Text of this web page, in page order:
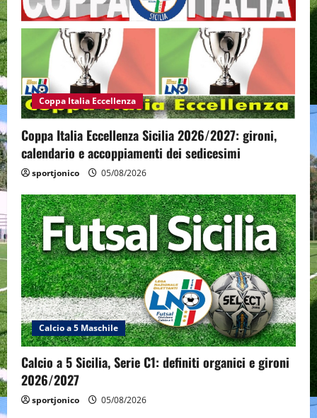
Coppa Italia Eccellenza
Coppa Italia Eccellenza Sicilia 2026/2027: gironi,
calendario e accoppiamenti dei sedicesimi
sportjonico 05/08/2026
Calcio a 5 Maschile
Calcio a 5 Sicilia, Serie C1: definiti organici e gironi
2026/2027
sportjonico 05/08/2026